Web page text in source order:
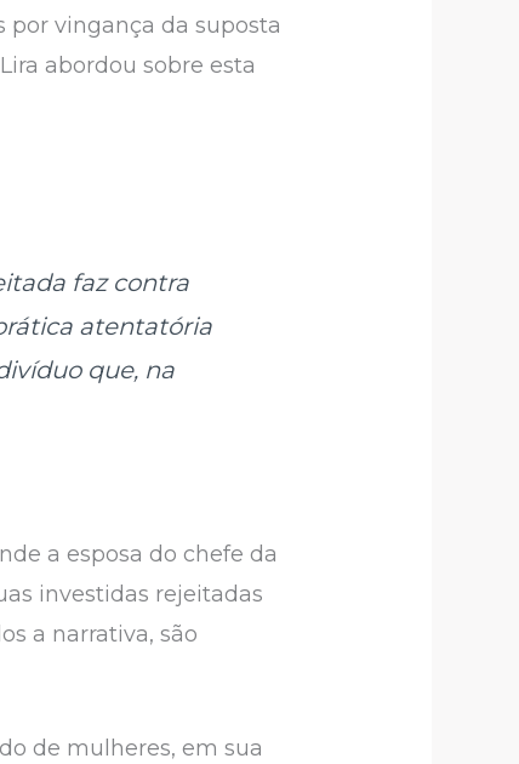
por vingança da suposta
abordou sobre esta
faz contra
atentatória
que, na
a esposa do chefe da
investidas rejeitadas
a narrativa, são
de mulheres, em sua